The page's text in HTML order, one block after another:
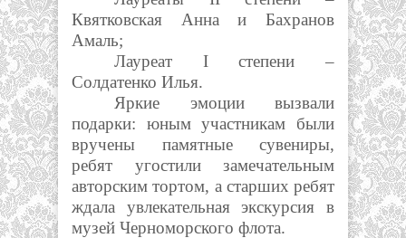
Квятковская Анна и Бахранов
Амаль;
Лауреат I степени –
Солдатенко Илья.
Яркие эмоции вызвали
подарки: юным участникам были
вручены памятные сувениры,
ребят угостили замечательным
авторским тортом, а старших ребят
ждала увлекательная экскурсия в
музей Черноморского флота.